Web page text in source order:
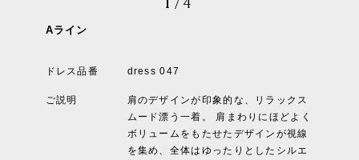
Aライン
ドレス品番 dress 047
ご説明
肩のデザインが印象的な、リラックス
ムード漂う一着。 肩まわりにほどよく
ボリュームをもたせたデザインが視線
を集め、全体はゆったりとしたシルエ